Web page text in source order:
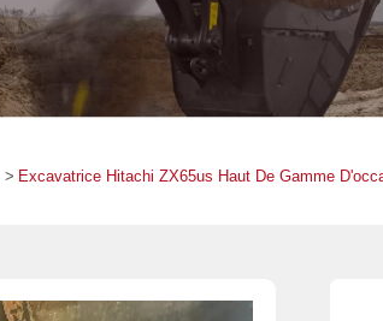
Excavatrice Hitachi ZX65us Haut De Gamme